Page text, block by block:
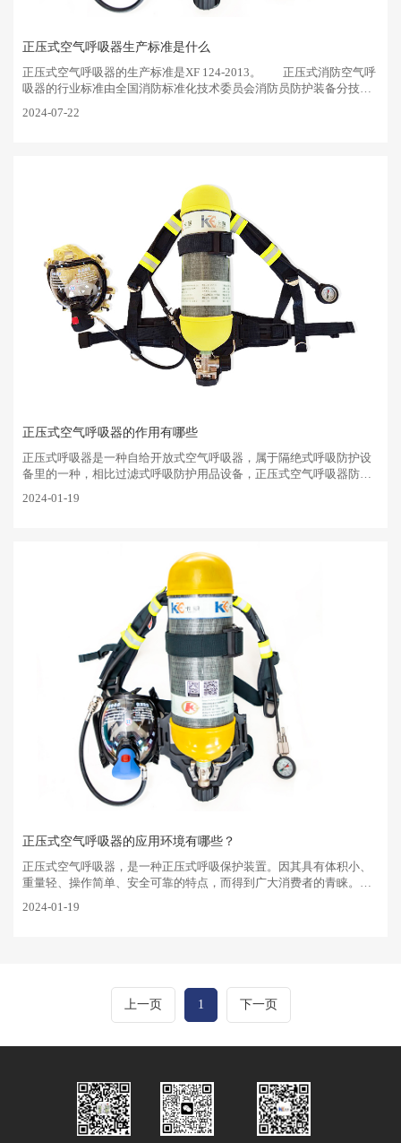
正压式空气呼吸器生产标准是什么
正压式空气呼吸器的生产标准是XF 124-2013。‌ 正压式消防空气呼
吸器的行业标准由全国消防标准化技术委员会消防员防护装备分技术
2024-07-22
正压式空气呼吸器的作用有哪些
正压式呼吸器是一种自给开放式空气呼吸器，属于隔绝式呼吸防护设
备里的一种，相比过滤式呼吸防护用品设备，正压式空气呼吸器防护
工、石油、冶炼、仓库···
2024-01-19
正压式空气呼吸器的应用环境有哪些？
正压式空气呼吸器，是一种正压式呼吸保护装置。因其具有体积小、
重量轻、操作简单、安全可靠的特点，而得到广大消费者的青睐。那
下。1、有毒，有害气···
2024-01-19
上一页 1 下一页